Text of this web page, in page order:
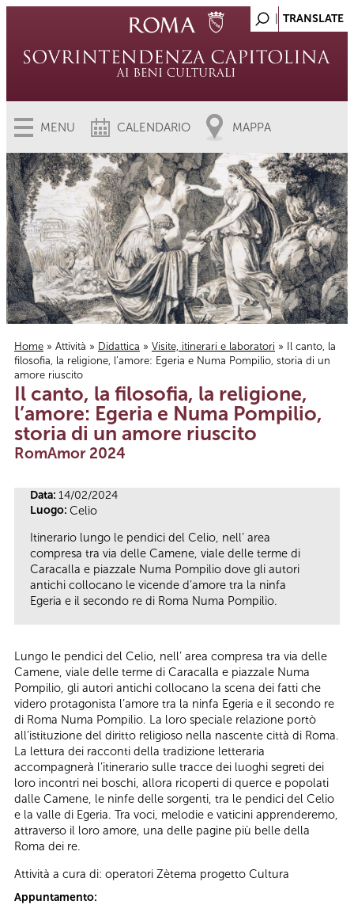
MENU CALENDARIO MAPPA
Tu sei qui
Home » Attività » Didattica » Visite, itinerari e laboratori » Il canto, la
filosofia, la religione, l’amore: Egeria e Numa Pompilio, storia di un
amore riuscito
Il canto, la filosofia, la religione,
l’amore: Egeria e Numa Pompilio,
storia di un amore riuscito
RomAmor 2024
Data: 14/02/2024
Luogo: Celio
Itinerario lungo le pendici del Celio, nell’ area
compresa tra via delle Camene, viale delle terme di
Caracalla e piazzale Numa Pompilio dove gli autori
antichi collocano le vicende d’amore tra la ninfa
Egeria e il secondo re di Roma Numa Pompilio.
Lungo le pendici del Celio, nell’ area compresa tra via delle
Camene, viale delle terme di Caracalla e piazzale Numa
Pompilio, gli autori antichi collocano la scena dei fatti che
videro protagonista l’amore tra la ninfa Egeria e il secondo re
di Roma Numa Pompilio. La loro speciale relazione portò
all’istituzione del diritto religioso nella nascente città di Roma.
La lettura dei racconti della tradizione letteraria
accompagnerà l’itinerario sulle tracce dei luoghi segreti dei
loro incontri nei boschi, allora ricoperti di querce e popolati
dalle Camene, le ninfe delle sorgenti, tra le pendici del Celio
e la valle di Egeria. Tra voci, melodie e vaticini apprenderemo,
attraverso il loro amore, una delle pagine più belle della
Roma dei re.
Attività a cura di: operatori Zètema progetto Cultura
Appuntamento: